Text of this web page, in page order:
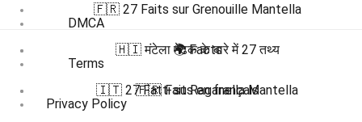
DMCA
Terms
Privacy Policy
🇫🇷 27 Faits sur Grenouille Mantella
🇭🇮 मंटेला मेंढक के बारे में 27 तथ्य
🇮🇹 27 Fatti su Raganella Mantella
🌍 Facts
🇫🇷 Faits en français